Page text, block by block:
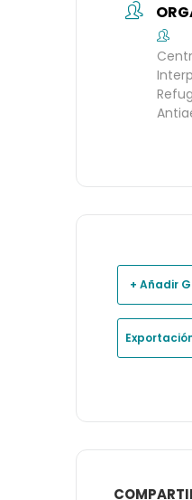
+ Añadir